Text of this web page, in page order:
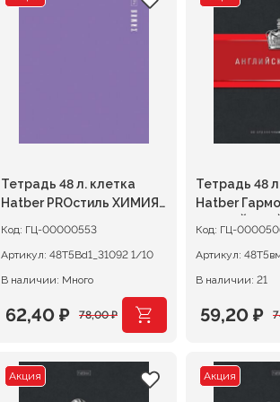
78,00 ₽.
Тетрадь 48 л. клетка
Hatber PROстиль ХИМИЯ,
Код: ГЦ-00000553
Артикул:
48Т5Bd1_31092 1/10
В наличии: Много
78,00₽
Первоначальная
составляла
62,40 ₽
Текущая
62,40 ₽.
Тетрадь 48
Hatber
Код: ГЦ-
Артикул:
В наличии: 21
59,20 ₽
Текущая
59,20 ₽.
Акция Акция